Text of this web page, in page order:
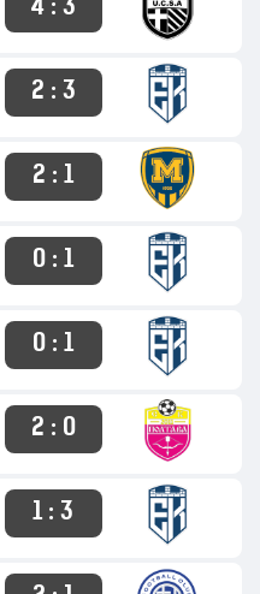
4 : 3
2 : 3
2 : 1
0 : 1
0 : 1
2 : 0
1 : 3